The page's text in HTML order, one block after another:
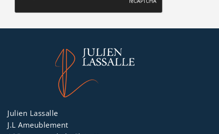
Julien Lassalle
J.L Ameublement